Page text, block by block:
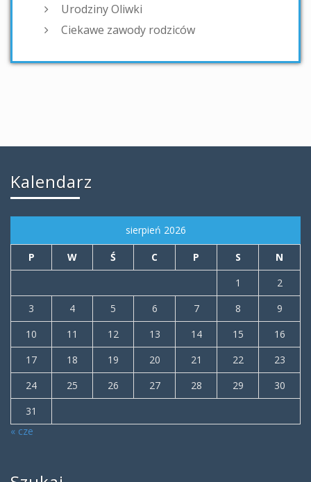
Urodziny Oliwki
Ciekawe zawody rodziców
Kalendarz
sierpień 2026
P W Ś C P S
N
1
2
3
4 5 6 7 8
9
10
11 12 13 14 15
16
17
18 19 20 21 22
23
24
25 26 27 28 29
30
31
« cze